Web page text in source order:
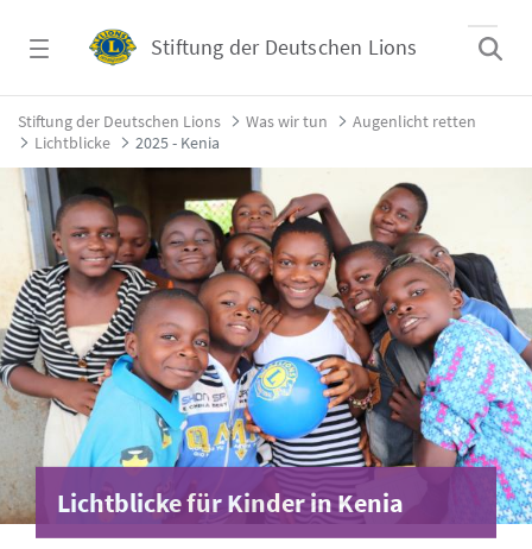
Stiftung der Deutschen Lions
2025 - Kenia - Stiftung der Deutschen Lions
Stiftung der Deutschen Lions Was wir tun
Augenlicht retten
Lichtblicke
2025 - Kenia
Lichtblicke für Kinder in Kenia